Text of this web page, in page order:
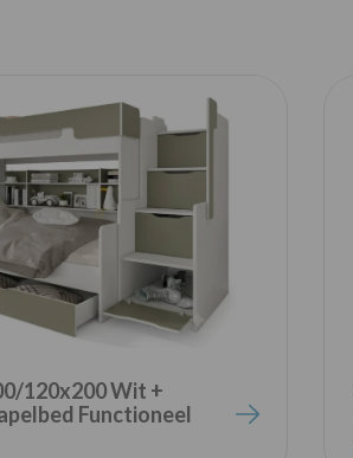
120x200 Wit +
Functioneel
Meubels